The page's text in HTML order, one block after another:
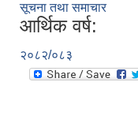
सूचना तथा समाचार
आर्थिक वर्ष:
२०८२/०८३